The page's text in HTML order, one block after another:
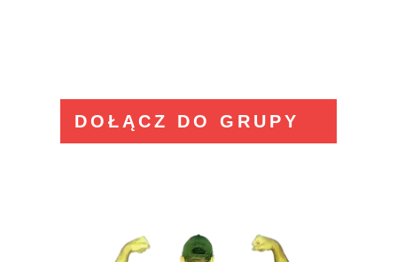
DOŁĄCZ DO GRUPY